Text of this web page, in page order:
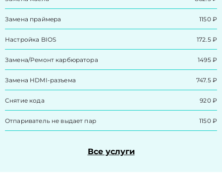
Замена праймера 1150 ₽
Настройка BIOS 172.5 ₽
Замена/Pемонт карбюратора 1495 ₽
Замена HDMI-разъема 747.5 ₽
Снятие кода 920 ₽
Отпариватель не выдает пар 1150 ₽
Все услуги